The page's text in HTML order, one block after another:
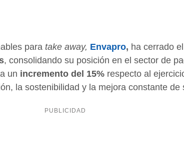
para take away, Envapro, ha cerrado
, consolidando su posición en el sector de
un incremento del 15% respecto al
la sostenibilidad y la mejora constante de